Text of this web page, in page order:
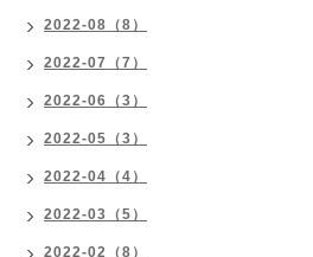
2022-08（8）
2022-07（7）
2022-06（3）
2022-05（3）
2022-04（4）
2022-03（5）
2022-02（8）